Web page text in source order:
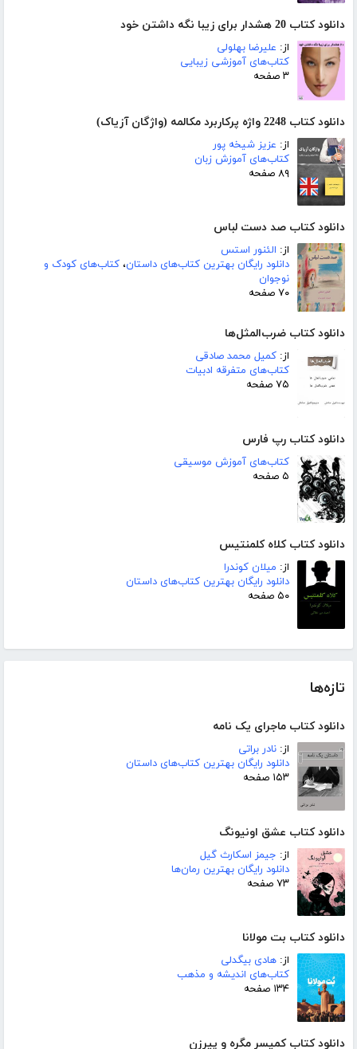
دانلود کتاب 20 هشدار برای زیبا نگه داشتن خود
از: علیرضا بهلولی
کتاب‌های آموزشی زیبایی
۳ صفحه
دانلود کتاب 2248 واژه پرکاربرد مکالمه (واژگان آزیاک)
از: عزیز شیخه پور
کتاب‌های آموزش زبان
۸۹ صفحه
دانلود کتاب صد دست لباس
از: الئنور استس
دانلود رایگان بهترین کتاب‌های داستان، کتاب‌های کودک و
نوجوان
۷۰ صفحه
دانلود کتاب ضرب‌المثل‌ها
از: کمیل محمد صادقی
کتاب‌های متفرقه ادبیات
۷۵ صفحه
دانلود کتاب رپ فارس
کتاب‌های آموزش موسیقی
۵ صفحه
دانلود کتاب کلاه کلمنتیس
از: میلان کوندرا
دانلود رایگان بهترین کتاب‌های داستان
۵۰ صفحه
تازه‌ها
دانلود کتاب ماجرای یک نامه
از: نادر براتی
دانلود رایگان بهترین کتاب‌های داستان
۱۵۳ صفحه
دانلود کتاب عشق اونیونگ
از: جیمز اسکارث گیل
دانلود رایگان بهترین رمان‌ها
۷۳ صفحه
دانلود کتاب بت مولانا
از: هادی بیگدلی
کتاب‌های اندیشه و مذهب
۱۳۴ صفحه
دانلود کتاب کمیسر مگره و پیرزن